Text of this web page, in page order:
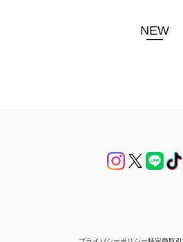
NEW